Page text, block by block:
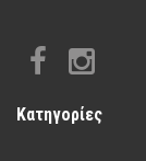
Κατηγορίες